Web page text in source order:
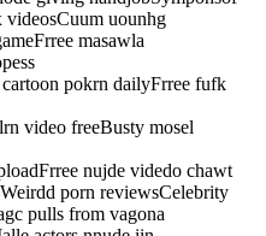
videosCuum uounhg
masawla
pokrn dailyFrree fufk
video freeBusty mosel
nujde videdo chawt
porn reviewsCelebrity
pulls from vagona